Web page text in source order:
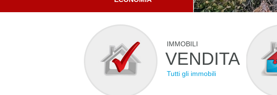
IMMOBILI
VENDITA
Tutti gli immobili